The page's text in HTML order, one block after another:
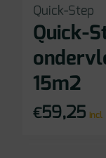
Quick-Step
Quick-
15m2
€59,25 incl